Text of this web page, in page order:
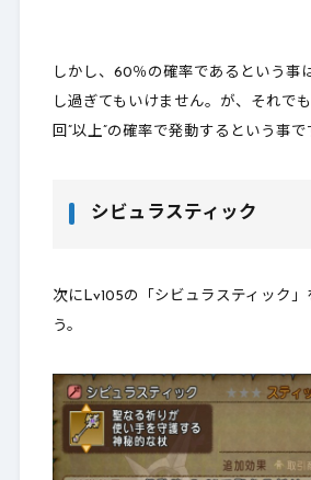
しかし、60％の確率であるという事
し過ぎてもいけません。が、それで
回”以上”の確率で発動するという事で
シビュラスティック
次にLv105の「シビュラスティック」
う。